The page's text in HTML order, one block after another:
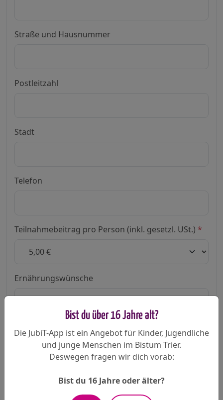
Straße und Hausnummer
Postleitzahl
Stadt
Telefon
Teilnahmebeitrag pro Person (inkl. gesetzl. USt.) *
Ernährungswünsche
Bitte gib an, falls Besonderheiten bestehen (z.B.
vegetarische, laktosefreie, glutenfreie Kost...)
Name der Erziehungsberechtigten*
Bist du über 16 Jahre alt?
Die JubiT-App ist ein Angebot für Kinder, Jugendliche
und junge Menschen im Bistum Trier.
Deswegen fragen wir dich vorab:
Bist du 16 Jahre oder älter?